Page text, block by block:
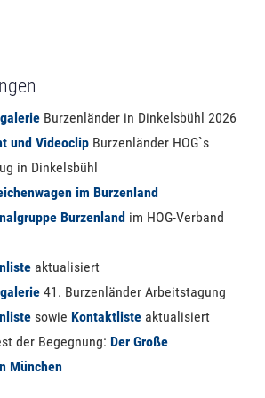
Burzenländer in Dinkelsbühl 2026
und Videoclip Burzenländer HOG`s
in Dinkelsbühl
im Burzenland
Burzenland im HOG-Verband
aktualisiert
41. Burzenländer Arbeitstagung
sowie Kontaktliste aktualisiert
der Begegnung: Der Große
München